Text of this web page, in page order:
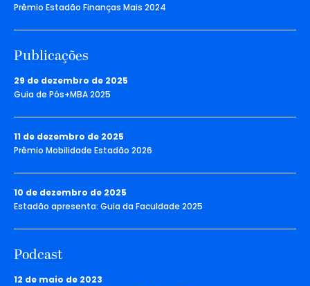
Prêmio Estadão Finanças Mais 2024
Publicações
29 de dezembro de 2025
Guia de Pós+MBA 2025
11 de dezembro de 2025
Prêmio Mobilidade Estadão 2026
10 de dezembro de 2025
Estadão apresenta: Guia da Faculdade 2025
Podcast
12 de maio de 2023